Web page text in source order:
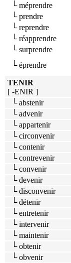
└ méprendre
└ prendre
└ reprendre
└ réapprendre
└ surprendre
└ éprendre
TENIR
[ -ENIR ]
└ abstenir
└ advenir
└ appartenir
└ circonvenir
└ contenir
└ contrevenir
└ convenir
└ devenir
└ disconvenir
└ détenir
└ entretenir
└ intervenir
└ maintenir
└ obtenir
└ obvenir